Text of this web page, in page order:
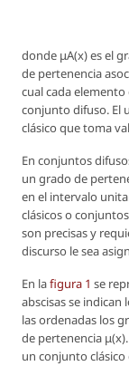
donde μA(x) es el
de pertenencia
cual cada
conjunto difuso. El
clásico que toma
En conjuntos
un grado de
en el intervalo
clásicoso
son precisas y
discurso le sea
En lafigura 1 se
abscisas se
las ordenadas los
de pertenencia
un conjunto